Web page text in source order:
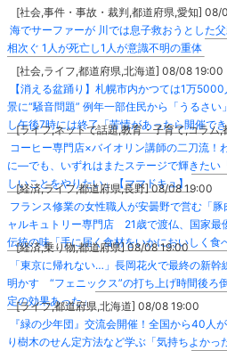
[社会,事件・事故・裁判,都道府県,愛知] 08/
海でサーファーが 川では息子救おうとした
相次ぐ 1人が死亡し1人が意識不明の重体
[社会,ライフ,都道府県,北海道] 08/08 19:00
【消える盆踊り】札幌市内かつては1万
景に“騒音問題” 例年一部住民から「うるさ
し午後7時には終了「苦情があったら開催で
[ライフ,ネットで話題,教育・子育て,コラ
コーヒー専門店×バイオリン講師の二刀流！
に―でも、いずれはまたステージで輝きたい
しいことをやりたい」【ママドキュ】
[経済,ライフ,都道府県,長野] 08/08 19:00
フランス修業の女性職人が安曇野で営む「
ャルキュトリー専門店 21歳で渡仏、国家最
伝統の味「手に届く食材をいかにおいしく食
[経済,乗り物,都道府県] 08/08 19:00
「東京に帰れない…」長岡花火で最終の新
明かす “フェニックス”の打ち上げ時間後ろ
定の効果あった」
[ライフ,都道府県,北海道] 08/08 19:00
『緑の少年団』交流会開催！全国から40人
り樹木のせん定方法など学ぶ「気持ちよかっ